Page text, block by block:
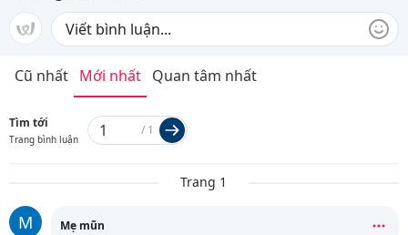
Cũ nhất Mới nhất Quan tâm nhất
Tìm tới
Trang bình luận
/ 1
Trang 1
M Mẹ mũn